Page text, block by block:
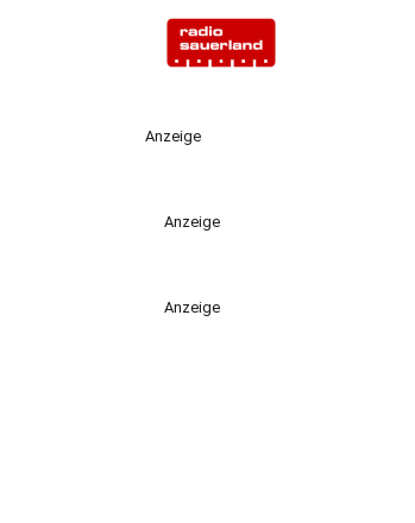
Anzeige
Anzeige
Anzeige